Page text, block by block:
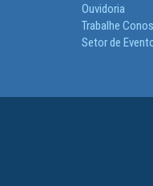
Ouvidoria
Trabalhe
Setor de